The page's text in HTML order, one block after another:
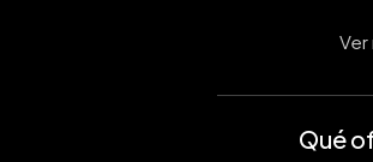
Ver
Qué